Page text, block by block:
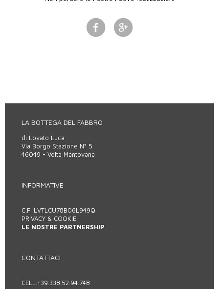
LA BOTTEGA DEL FABBRO
di Lovato Luca
Via Borgo Stazione N° 5
46049 - Volta Mantovana
INFORMATIVE
C.F. LVTLCU78B06L949Q
PRIVACY & COOKIE
LE NOSTRE PARTNERSHIP
CONTATTACI
CELL. +39.338.52.94.748